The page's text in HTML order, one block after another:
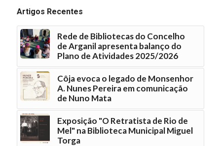
Artigos Recentes
Rede de Bibliotecas do Concelho
de Arganil apresenta balanço do
Plano de Atividades 2025/2026
Côja evoca o legado de Monsenhor
A. Nunes Pereira em comunicação
de Nuno Mata
Exposição "O Retratista de Rio de
Mel" na Biblioteca Municipal Miguel
Torga